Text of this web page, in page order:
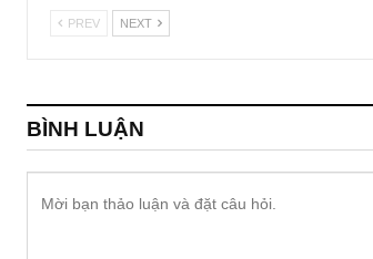
PREV NEXT
BÌNH LUẬN